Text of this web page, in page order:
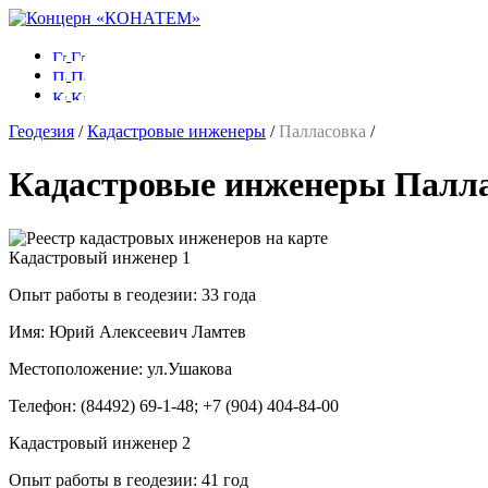
Геодезия /Кадастровые инженеры /Палласовка /
Кадастровые инженеры
Кадастровый инженер 1
Опыт работы в геодезии: 33 года
Имя: Юрий Алексеевич Ламтев
Местоположение: ул.Ушакова
Телефон: (84492) 69-1-48; +7 (904) 404-84-00
Кадастровый инженер 2
Опыт работы в геодезии: 41 год